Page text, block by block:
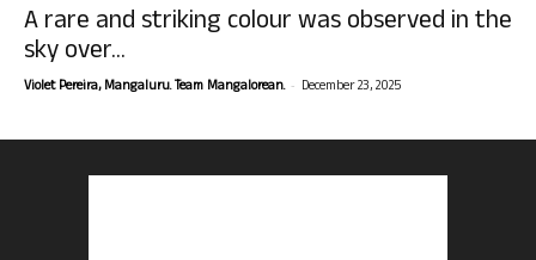
A rare and striking colour was observed in the
sky over...
Violet Pereira, Mangaluru. Team Mangalorean. - December 23, 2025